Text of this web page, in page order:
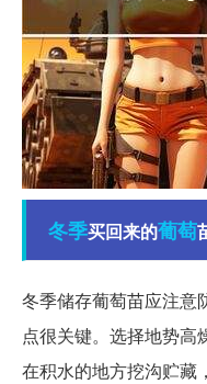
冬季买回来的葡萄
冬季储存葡萄苗应注意
点很关键。选择地势高
在积水的地方挖沟贮藏